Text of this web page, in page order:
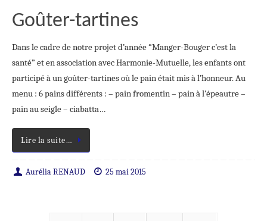
Goûter-tartines
Dans le cadre de notre projet d’année “Manger-Bouger c’est la
santé” et en association avec Harmonie-Mutuelle, les enfants ont
participé à un goûter-tartines où le pain était mis à l’honneur. Au
menu : 6 pains différents : – pain fromentin – pain à l’épeautre –
pain au seigle – ciabatta…
Lire la suite…
Aurélia RENAUD 25 mai 2015